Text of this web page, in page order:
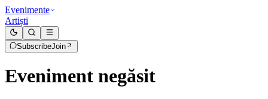
Evenimente
Artiști
SubscribeJoin
Eveniment negăsit